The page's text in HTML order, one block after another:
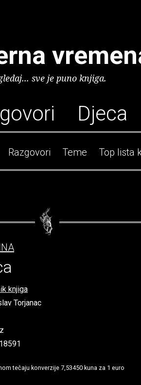
sve je puno knjiga.
Djeca
Razgovori Teme Top lista
knjiga
Torjanac
tečaju konverzije 7,53450 kuna za 1 euro